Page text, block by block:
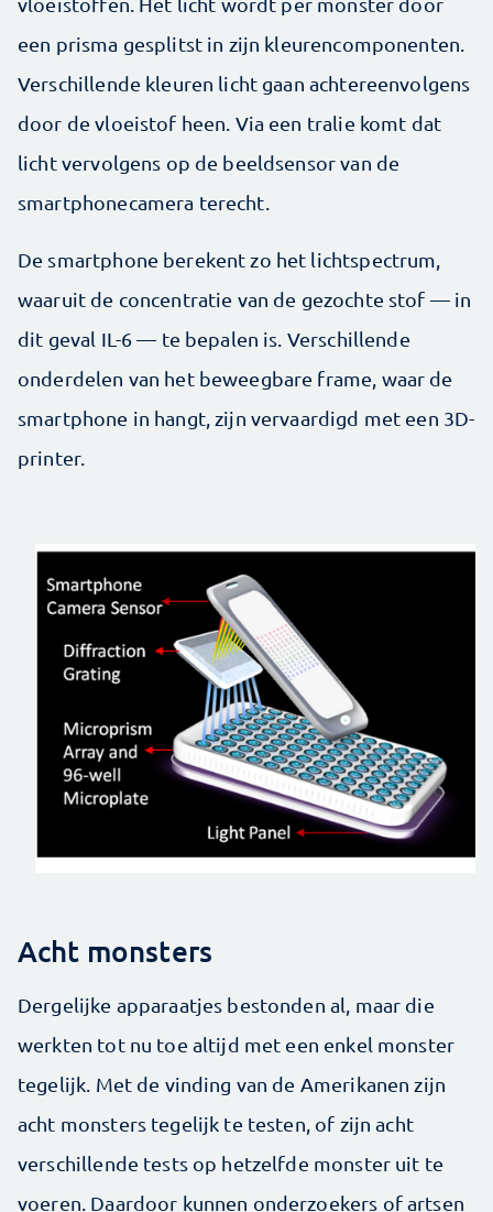
een prisma gesplitst in zijn kleurencomponenten.
Verschillende kleuren licht gaan achtereenvolgens
door de vloeistof heen. Via een tralie komt dat
licht vervolgens op de beeldsensor van de
smartphonecamera terecht.
De smartphone berekent zo het lichtspectrum,
waaruit de concentratie van de gezochte stof — in
dit geval IL-6 — te bepalen is. Verschillende
onderdelen van het beweegbare frame, waar de
smartphone in hangt, zijn vervaardigd met een 3D-
printer.
Acht monsters
Dergelijke apparaatjes bestonden al, maar die
werkten tot nu toe altijd met een enkel monster
tegelijk. Met de vinding van de Amerikanen zijn
acht monsters tegelijk te testen, of zijn acht
verschillende tests op hetzelfde monster uit te
voeren. Daardoor kunnen onderzoekers of artsen